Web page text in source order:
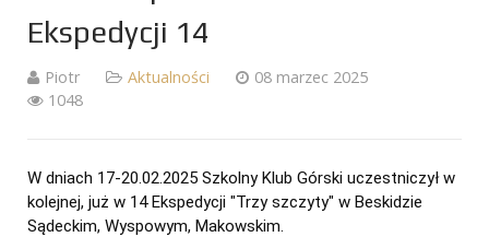
Ekspedycji 14
Piotr Aktualności
08 marzec 2025
1048
W dniach 17-20.02.2025 Szkolny Klub Górski uczestniczył w
kolejnej, już w 14 Ekspedycji "Trzy szczyty" w Beskidzie
Sądeckim, Wyspowym, Makowskim.